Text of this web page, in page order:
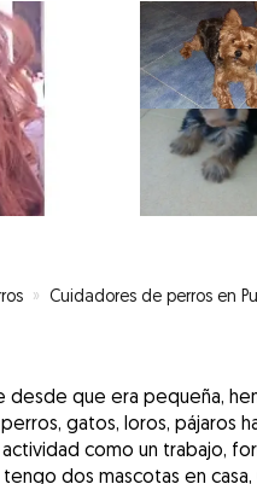
» Cuidadores de perros en
desde que era pequeña,
gatos, loros, pájaros
como un trabajo,
dos mascotas en